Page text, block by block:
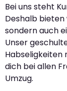
Bei uns steht
Deshalb bieten
sondern auch
Unser
dich bei allen
Umzug.